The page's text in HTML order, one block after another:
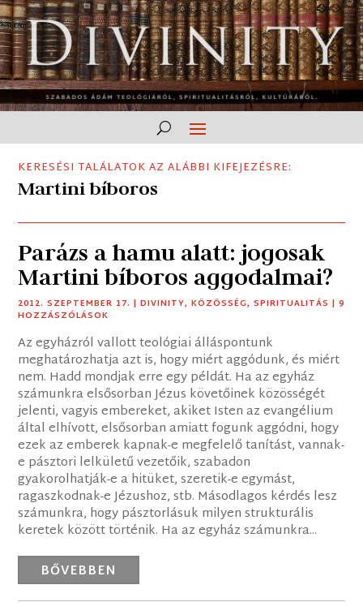
KERESÉSI TALÁLATOK AZ ALÁBBI KIFEJEZÉSRE:
Martini bíboros
Parázs a hamu alatt: jogosak
Martini bíboros aggodalmai?
2012. SZEPTEMBER 17. |DIVINITY,KÖZÖSSÉG,SPIRITUALITÁS | 9
HOZZÁSZÓLÁSOK
Az egyházról vallott teológiai álláspontunk
meghatározhatja azt is, hogy miért aggódunk, és miért
nem. Hadd mondjak erre egy példát. Ha az egyház
számunkra elsősorban Jézus követőinek közösségét
jelenti, vagyis embereket, akiket Isten az evangélium
által elhívott, elsősorban amiatt fogunk aggódni, hogy
ezek az emberek kapnak-e megfelelő tanítást, vannak-
e pásztori lelkületű vezetőik, szabadon
gyakorolhatják-e a hitüket, szeretik-e egymást,
ragaszkodnak-e Jézushoz, stb. Másodlagos kérdés lesz
számunkra, hogy pásztorlásuk milyen strukturális
keretek között történik. Ha az egyház számunkra...
BŐVEBBEN